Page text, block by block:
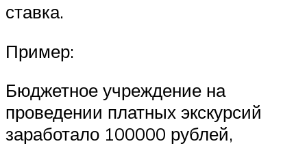
ставка.
Пример:
Бюджетное учреждение на
проведении платных экскурсий
заработало 100000 рублей,